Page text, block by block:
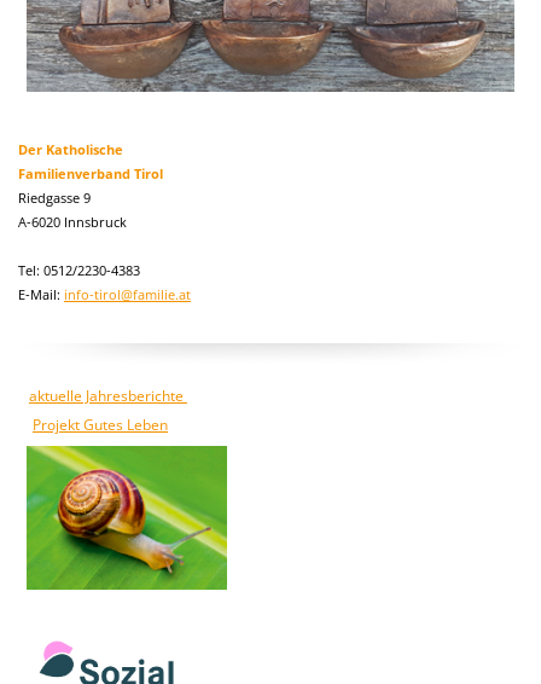
Der Katholische
Familienverband Tirol
Riedgasse 9
A-6020 Innsbruck
Tel: 0512/2230-4383
E-Mail: info-tirol@familie.at
aktuelle Jahresberichte
Projekt Gutes Leben